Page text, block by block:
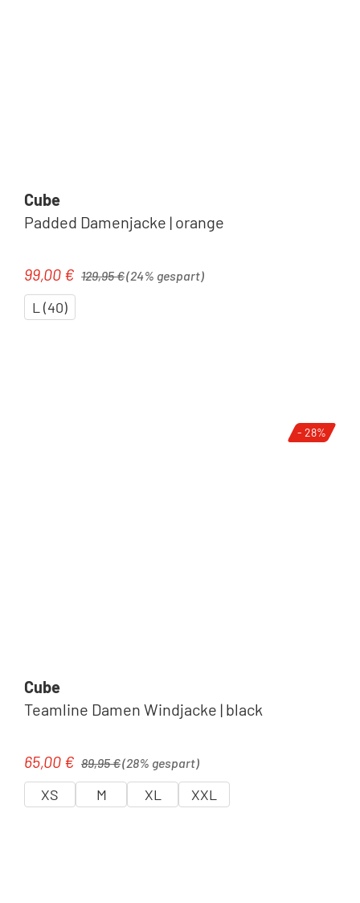
Cube
Padded Damenjacke | orange
Verkaufspreis:
99,00 € Regulärer Preis:
129,95 €(24% gespart)
L (40)
- 28%
Cube
Teamline Damen Windjacke | black
Verkaufspreis:
65,00 € 89,95 €(28% gespart)
XS M XL XXL